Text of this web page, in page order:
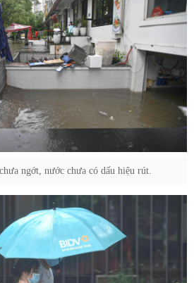
ngớt, nước chưa có dấu hiệu rút.